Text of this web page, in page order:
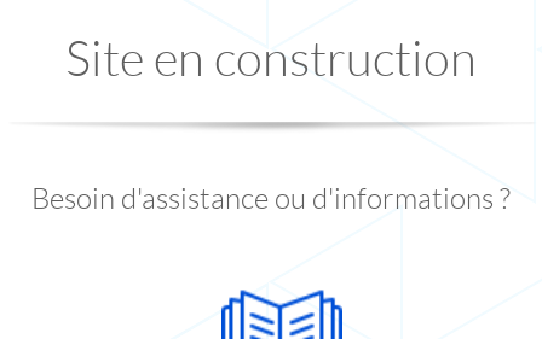
Site en construction
Besoin d'assistance ou d'informations ?